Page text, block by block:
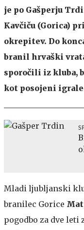
je po Gašperju
Kavčiču (Gorica)
okrepitev. Do
branil hrvaški
sporočili iz kluba,
kot posojeni
Mladi ljubljanski
branilec Gorice
pogodbo za dve leti